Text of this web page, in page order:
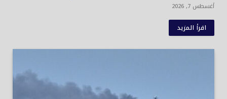
أغسطس 7, 2026
اقرأ المزيد